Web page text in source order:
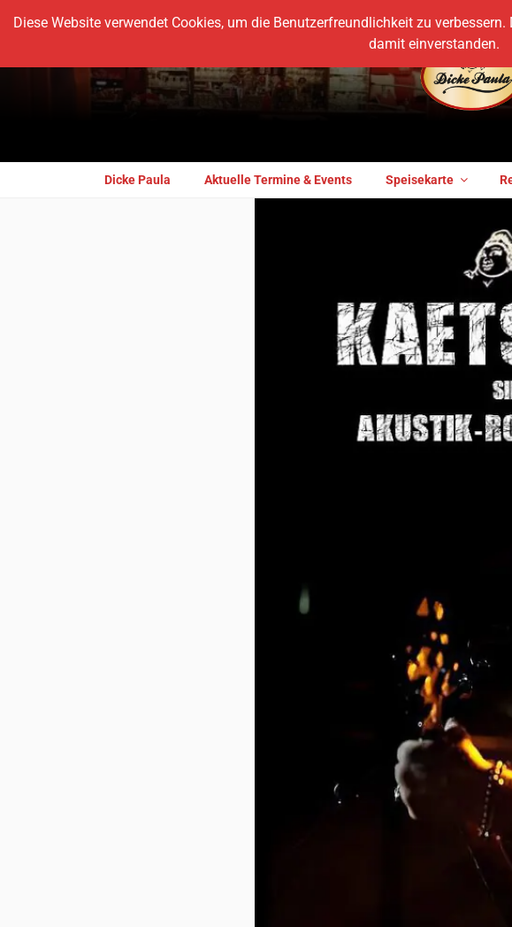
Dicke Paula Aktuelle Termine & Events Speisekarte
Diese Website verwendet Cookies, um die Benutzerfreundlichkeit zu
damit einverstanden.